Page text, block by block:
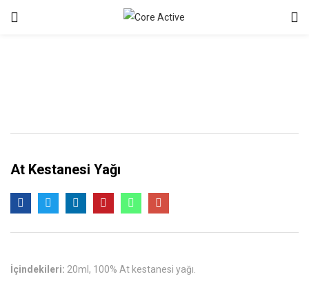
At Kestanesi Yağı
İçindekileri: 20ml, 100% At kestanesi yağı.